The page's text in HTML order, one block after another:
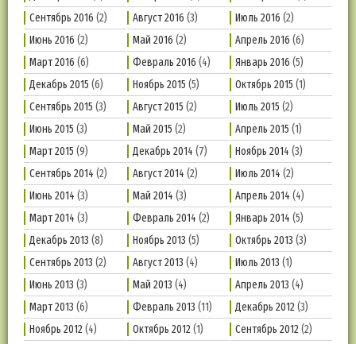
Сентябрь 2016 (2) Август 2016 (3) Июль 2016 (2)
Июнь 2016 (2) Май 2016 (2) Апрель 2016 (6)
Март 2016 (6) Февраль 2016 (4) Январь 2016 (5)
Декабрь 2015 (6) Ноябрь 2015 (5) Октябрь 2015 (1)
Сентябрь 2015 (3) Август 2015 (2) Июль 2015 (2)
Июнь 2015 (3) Май 2015 (2) Апрель 2015 (1)
Март 2015 (9) Декабрь 2014 (7) Ноябрь 2014 (3)
Сентябрь 2014 (2) Август 2014 (2) Июль 2014 (2)
Июнь 2014 (3) Май 2014 (3) Апрель 2014 (4)
Март 2014 (3) Февраль 2014 (2) Январь 2014 (5)
Декабрь 2013 (8) Ноябрь 2013 (5) Октябрь 2013 (3)
Сентябрь 2013 (2) Август 2013 (4) Июль 2013 (1)
Июнь 2013 (3) Май 2013 (4) Апрель 2013 (4)
Март 2013 (6) Февраль 2013 (11) Декабрь 2012(3)
Ноябрь 2012(4) Октябрь 2012(1) Сентябрь 2012(2)